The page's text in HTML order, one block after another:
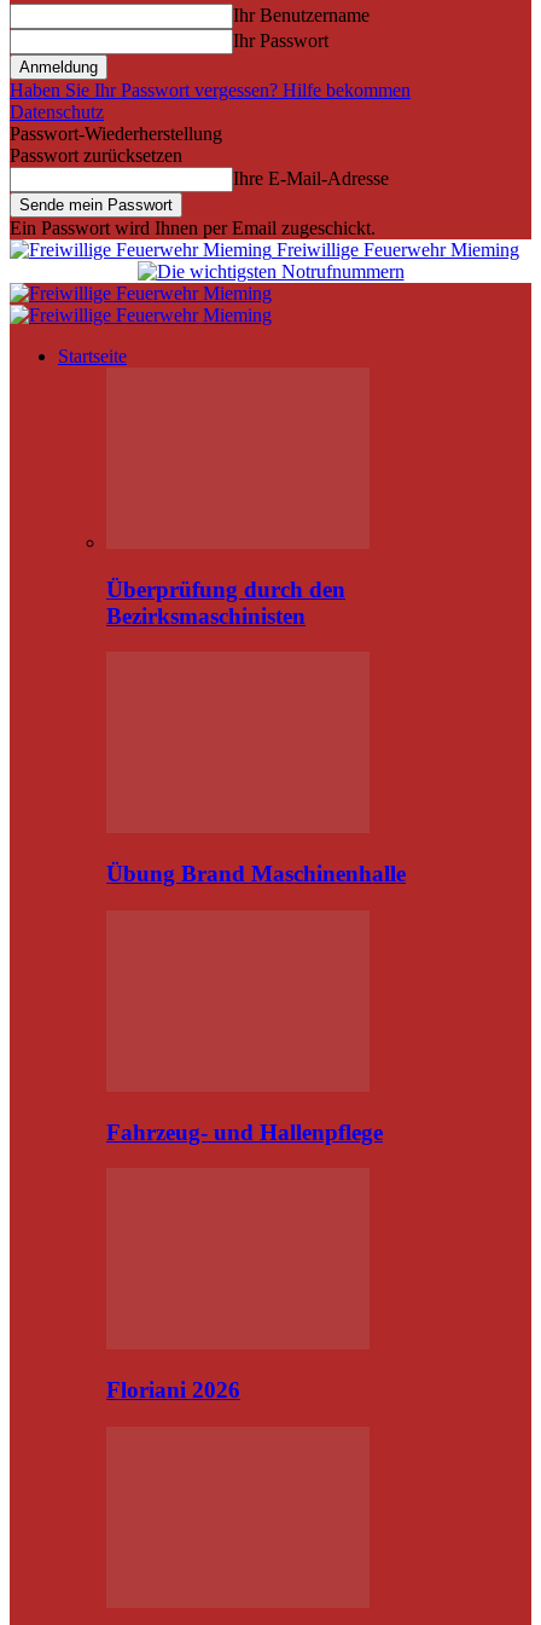
Ihr Benutzername
Ihr Passwort
Haben Sie Ihr Passwort vergessen? Hilfe bekommen
Datenschutz
Passwort-Wiederherstellung
Passwort zurücksetzen
Ihre E-Mail-Adresse
Ein Passwort wird Ihnen per Email zugeschickt.
Freiwillige Feuerwehr Mieming
Startseite
Überprüfung durch den
Bezirksmaschinisten
Übung Brand Maschinenhalle
Fahrzeug- und Hallenpflege
Floriani 2026